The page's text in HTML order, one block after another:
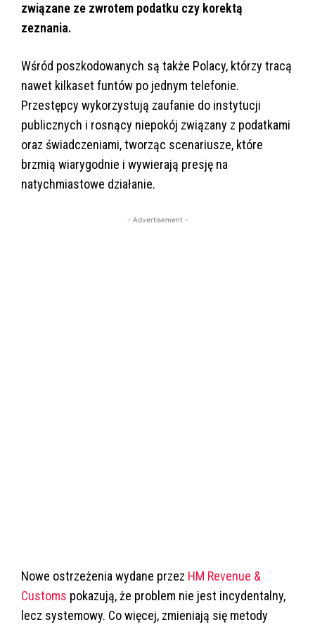
związane ze zwrotem podatku czy korektą
zeznania.
Wśród poszkodowanych są także Polacy, którzy tracą
nawet kilkaset funtów po jednym telefonie.
Przestępcy wykorzystują zaufanie do instytucji
publicznych i rosnący niepokój związany z podatkami
oraz świadczeniami, tworząc scenariusze, które
brzmią wiarygodnie i wywierają presję na
natychmiastowe działanie.
- Advertisement -
Nowe ostrzeżenia wydane przez HM Revenue &
Customs pokazują, że problem nie jest incydentalny,
lecz systemowy. Co więcej, zmieniają się metody